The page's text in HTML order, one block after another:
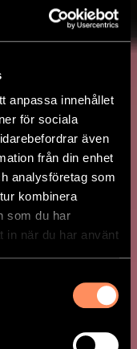
anpassa innehållet
för sociala
även
från din enhet
analysföretag som
kombinera
som du har
in när du har använt